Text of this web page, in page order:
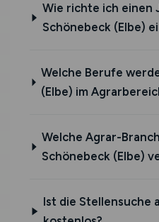
Wie richte ich einen
Schönebeck (Elbe)
Welche Berufe
(Elbe) im
Welche Agrar-
Schönebeck (Elbe)
Ist die Stellensuche